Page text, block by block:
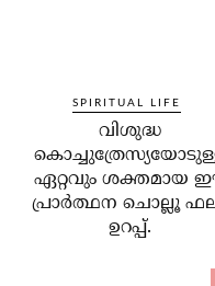
SPIRITUAL LIFE
വിശുദ്ധ
ഏറ്റവും ശക്തമായ
പ്രാര്‍ത്ഥന ചൊല്ലൂ
ഉറപ്പ്.